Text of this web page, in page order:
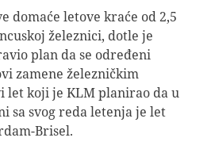
domaće letove kraće od 2,5
železnici, dotle je
plan da se određeni
zamene železničkim
let koji je KLM planirao da u
sa svog reda letenja je let
Brisel.